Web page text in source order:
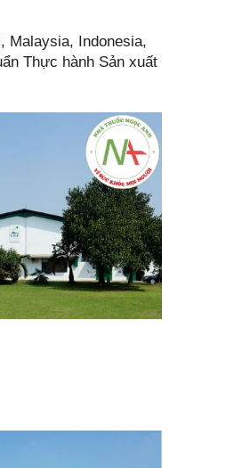
Malaysia, Indonesia,
Thực hành Sản xuất